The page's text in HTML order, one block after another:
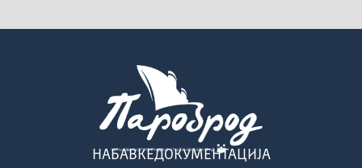
НАБАВКЕДОКУМЕНТАЦИЈА